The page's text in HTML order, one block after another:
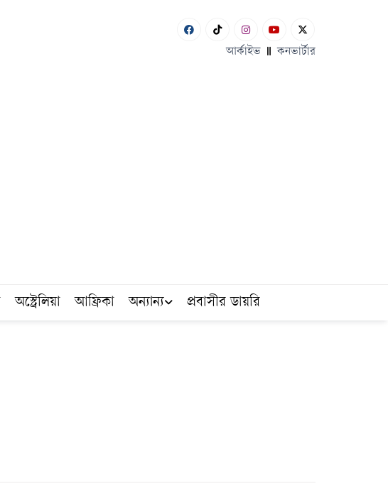
আর্কাইভ কনভার্টার
অস্ট্রেলিয়া আফ্রিকা অন্যান্য প্রবাসীর ডায়রি